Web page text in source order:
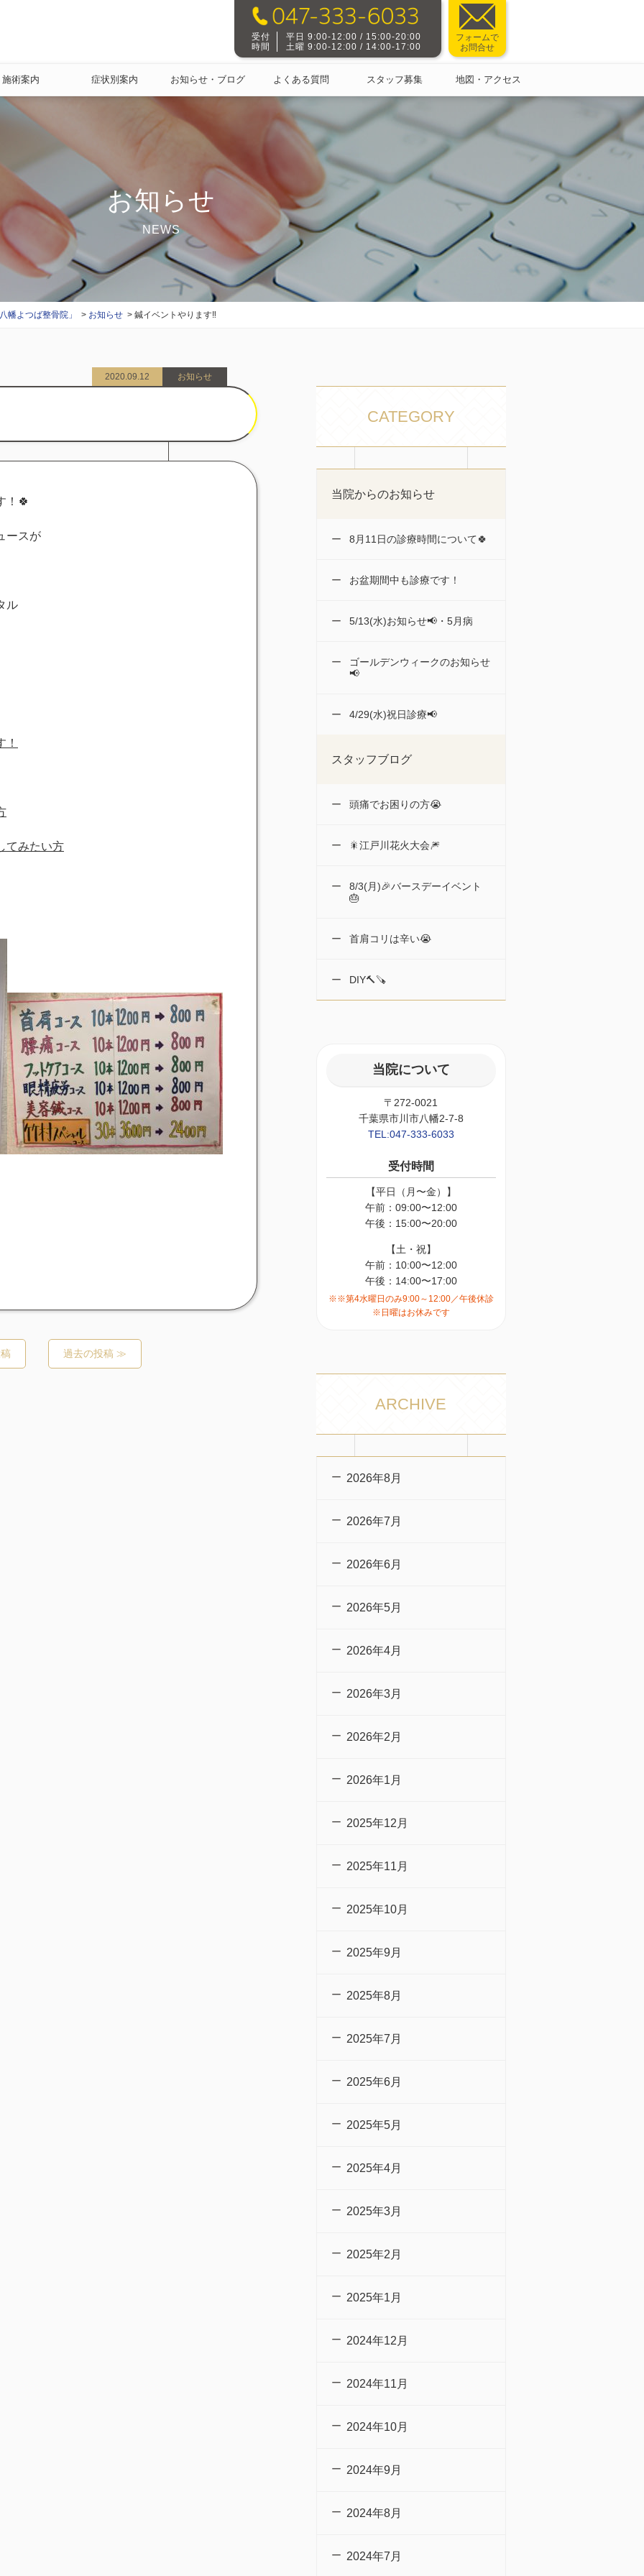
フォームで
お問合せ
受付
時間
平日 9:00-12:00 / 15:00-20:00
土曜 9:00-12:00 / 14:00-17:00
施術案内 症状別案内 お知らせ・ブログ よくある質問 スタッフ募集 地図・アクセス
お知らせ
NEWS
幡よつば整骨院」 お知らせ 鍼イベントやります‼︎
2020.09.12 お知らせ
！🍀
ースが
ル
てみたい方
過去の投稿 ≫
CATEGORY
当院からのお知らせ
8月11日の診療時間について🍀
お盆期間中も診療です！
5/13(水)お知らせ📢・5月病
ゴールデンウィークのお知らせ
📢
4/29(水)祝日診療📢
スタッフブログ
頭痛でお困りの方😭
🎇江戸川花火大会🎆
8/3(月)🎉バースデーイベント
🎂
首肩コリは辛い😭
DIY🔨🪚
当院について
〒272-0021
千葉県市川市八幡2-7-8
TEL:047-333-6033
受付時間
【平日（月〜金）】
午前：09:00〜12:00
午後：15:00〜20:00
【土・祝】
午前：10:00〜12:00
午後：14:00〜17:00
※※第4水曜日のみ9:00～12:00／午後休診
※日曜はお休みです
ARCHIVE
2026年8月
2026年7月
2026年6月
2026年5月
2026年4月
2026年3月
2026年2月
2026年1月
2025年12月
2025年11月
2025年10月
2025年9月
2025年8月
2025年7月
2025年6月
2025年5月
2025年4月
2025年3月
2025年2月
2025年1月
2024年12月
2024年11月
2024年10月
2024年9月
2024年8月
2024年7月